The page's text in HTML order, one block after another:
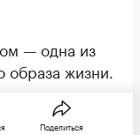
— одна из
образа жизни.
плотного
Поделиться